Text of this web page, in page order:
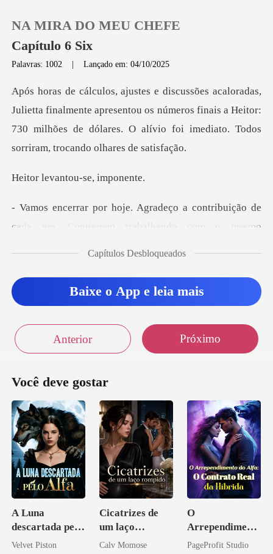
0
Loja
NA MIRA DO MEU CHEFE
Capítulo 6 Six
Palavras: 1002 |Lançado em: 04/10/2025
lmente apresentou os números finais a Heitor:
730 milhões de dólares.
antou-se,
a contribuição de
cada um. Continuem
Capítulos Desbloqueados
Baixe o App e leia mais
Anterior Próximo
Você deve gostar
A Luna
descartada pelo
Alfa
Velvet Piston
Cicatrizes de
um laço
rompido
Calv Momose
O
Arrependiment
o do Alfa: O
PageProfit Studio